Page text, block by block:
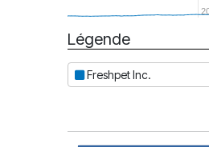
Date
Légende
Freshpet Inc.